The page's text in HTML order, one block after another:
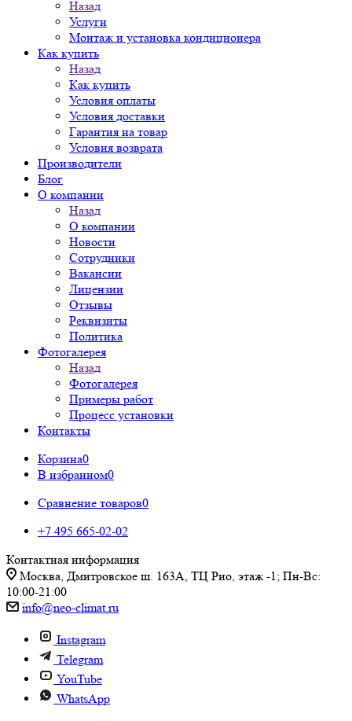
Назад
Услуги
Монтаж и установка кондиционера
Как купить
Назад
Как купить
Условия оплаты
Условия доставки
Гарантия на товар
Условия возврата
Производители
Блог
О компании
Назад
О компании
Новости
Сотрудники
Вакансии
Лицензии
Отзывы
Реквизиты
Политика
Фотогалерея
Назад
Фотогалерея
Примеры работ
Процесс установки
Контакты
Корзина0
В избранном0
Сравнение товаров0
+7 495 665-02-02
Контактная информация
Москва, Дмитровское ш. 163А, ТЦ Рио, этаж -1; Пн-Вс:
10:00-21:00
info@neo-climat.ru
Instagram
Telegram
YouTube
WhatsApp